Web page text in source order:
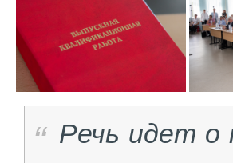
Речь идет о